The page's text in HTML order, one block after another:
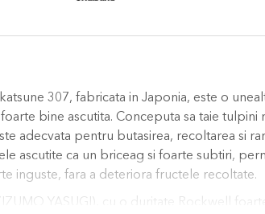
307, fabricata in Japonia, este o
bine ascutita. Conceputa sa taie tulpini
adecvata pentru butasirea, recoltarea si
ascutite ca un briceag si foarte subtiri,
inguste, fara a deteriora fructele recoltate.
YASUGI), cu o duritate Rockwell foarte